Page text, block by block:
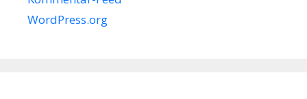
WordPress.org